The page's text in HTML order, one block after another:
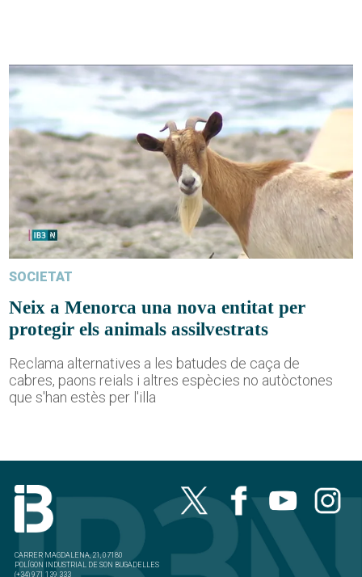
SOCIETAT
Neix a Menorca una nova entitat per
protegir els animals assilvestrats
Reclama alternatives a les batudes de caça de
cabres, paons reials i altres espècies no autòctones
que s'han estès per l'illa
CARRER MAGDALENA, 21, 07180
POLÍGON INDUSTRIAL DE SON BUGADELLES
(+34) 971 139 333